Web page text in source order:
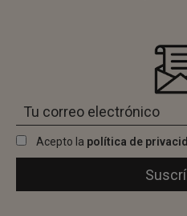
Acepto la política de